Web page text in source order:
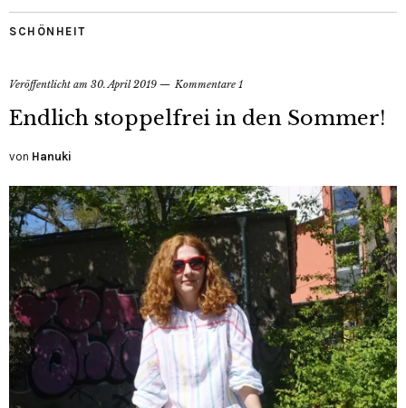
SCHÖNHEIT
Veröffentlicht am 30. April 2019 Kommentare 1
Endlich stoppelfrei in den Sommer!
von Hanuki